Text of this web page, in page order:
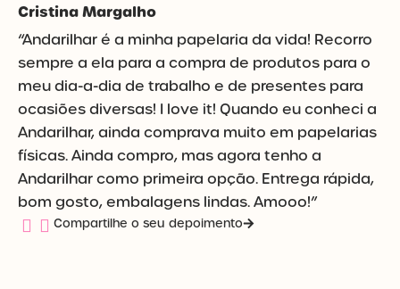
Cristina Margalho
“Andarilhar é a minha papelaria da vida! Recorro
sempre a ela para a compra de produtos para o
meu dia-a-dia de trabalho e de presentes para
ocasiões diversas! I love it! Quando eu conheci a
Andarilhar, ainda comprava muito em papelarias
físicas. Ainda compro, mas agora tenho a
Andarilhar como primeira opção. Entrega rápida,
bom gosto, embalagens lindas. Amooo!”
Compartilhe o seu depoimento